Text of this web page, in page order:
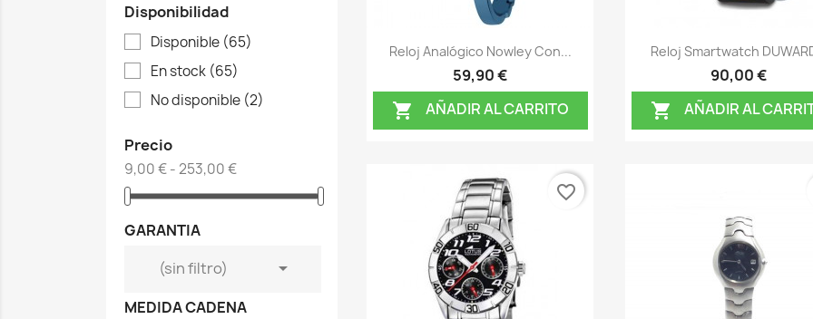
Disponibilidad
Disponible (65)
En stock (65)
No disponible (2)
Precio
9,00 € - 253,00 €
GARANTIA
(sin filtro)

MEDIDA CADENA
Vista rápida
Reloj Analógico Nowley Con...
59,90 €
 AÑADIR AL CARRITO
Vista rápida
Reloj Smartwatch
90,00 €
 AÑADIR AL
favorite_border